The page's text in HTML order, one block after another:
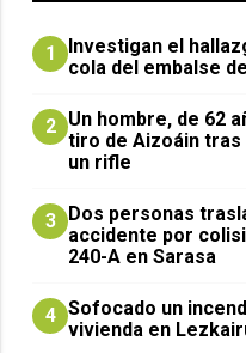
1
Investigan el
cola del embalse
2 Un hombre, de 62
tiro de Aizoáin
un rifle
3
​Dos personas
accidente por
240-A en Sarasa
4 Sofocado un
vivienda en